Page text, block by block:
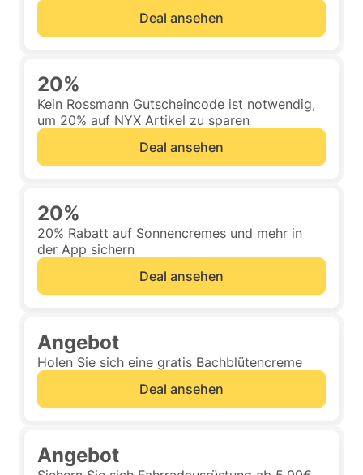
Deal ansehen
20%
Kein Rossmann Gutscheincode ist notwendig,
um 20% auf NYX Artikel zu sparen
Deal ansehen
20%
20% Rabatt auf Sonnencremes und mehr in
der App sichern
Deal ansehen
Angebot
Holen Sie sich eine gratis Bachblütencreme
Deal ansehen
Angebot